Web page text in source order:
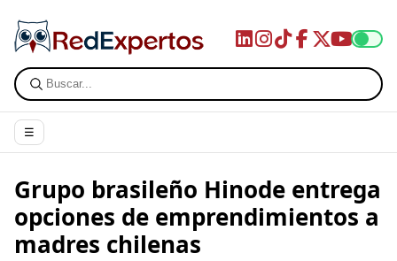
☰
Grupo brasileño Hinode entrega
opciones de emprendimientos a
madres chilenas